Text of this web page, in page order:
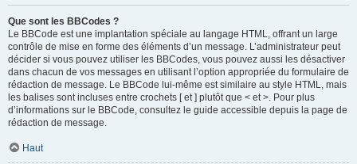
Que sont les BBCodes ?
Le BBCode est une implantation spéciale au langage HTML, offrant un large
contrôle de mise en forme des éléments d’un message. L’administrateur peut
décider si vous pouvez utiliser les BBCodes, vous pouvez aussi les désactiver
dans chacun de vos messages en utilisant l’option appropriée du formulaire de
rédaction de message. Le BBCode lui-même est similaire au style HTML, mais
les balises sont incluses entre crochets [ et ] plutôt que < et >. Pour plus
d’informations sur le BBCode, consultez le guide accessible depuis la page de
rédaction de message.
Haut